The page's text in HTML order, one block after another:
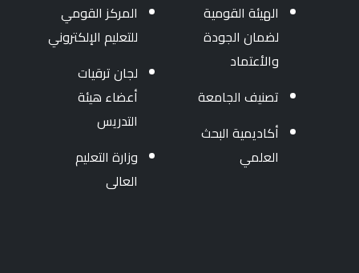
الهيئة القومية
لضمان الجودة
والأعتماد
تصنيف الجامعة
أكاديمية البحث
العلمي
المركز القومي
للتعليم الإلكتروني
لجان ترقيات
أعضاء هيئة
التدريس
وزارة التعليم
العالى